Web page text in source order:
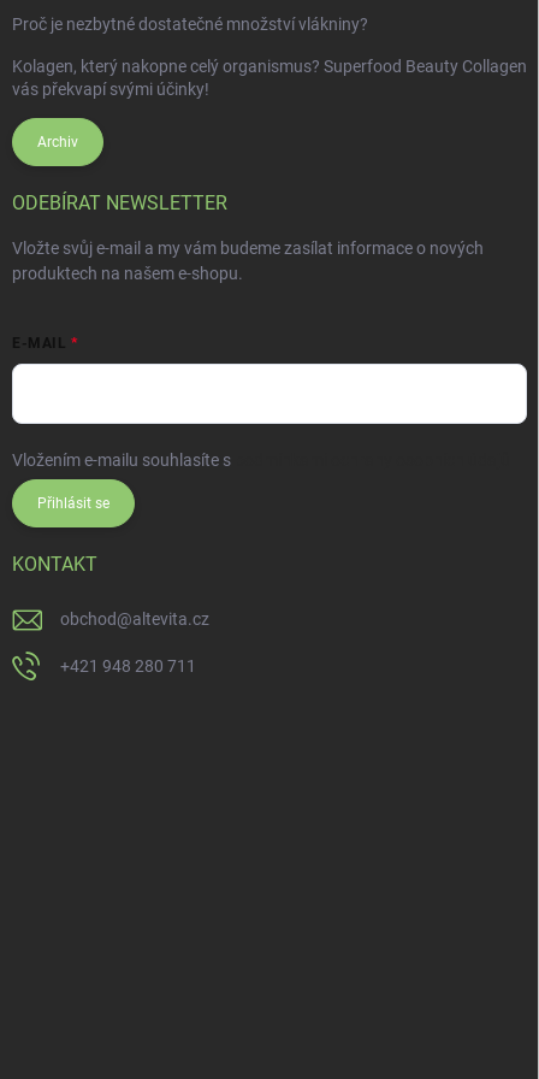
Proč je nezbytné dostatečné množství vlákniny?
Kolagen, který nakopne celý organismus? Superfood Beauty Collagen
vás překvapí svými účinky!
Archiv
ODEBÍRAT NEWSLETTER
Vložte svůj e-mail a my vám budeme zasílat informace o nových
produktech na našem e-shopu.
E-MAIL
Vložením e-mailu souhlasíte s
Přihlásit se
KONTAKT
obchod@altevita.cz
+421 948 280 711